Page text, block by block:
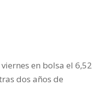
en bolsa el 6,52
dos años de